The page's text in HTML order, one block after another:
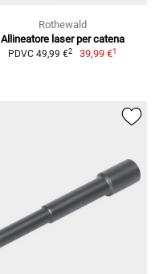
Rothewald
Allineatore laser per catena
PDVC 49,99 €2 39,99 €1